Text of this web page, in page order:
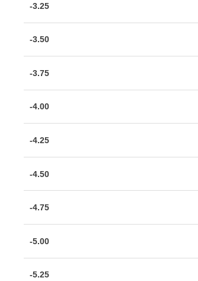
-3.25
-3.50
-3.75
-4.00
-4.25
-4.50
-4.75
-5.00
-5.25